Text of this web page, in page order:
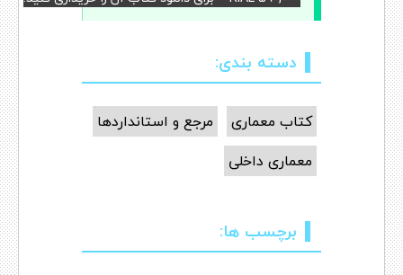
دسته بندی:
کتاب معماری
مرجع و استانداردها
معماری داخلی
برچسب ها: